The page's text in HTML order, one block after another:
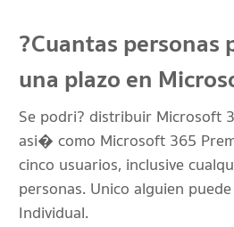
?Cuantas personas
una plazo en
Se podri? distribuir Microsoft
asi� como Microsoft 365
cinco usuarios, inclusive
personas. Unico alguien
Individual.